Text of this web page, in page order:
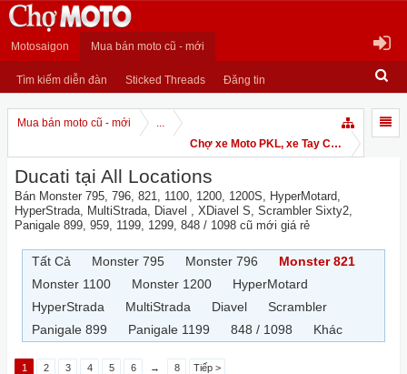
Motosaigon Mua bán moto cũ - mới
Tìm kiếm diễn đàn Sticked Threads Đăng tin
Mua bán moto cũ - mới
...
Chợ xe Moto PKL, xe Tay Côn
Ducati tại All Locations
Bán Monster 795, 796, 821, 1100, 1200, 1200S, HyperMotard,
HyperStrada, MultiStrada, Diavel , XDiavel S, Scrambler Sixty2,
Panigale 899, 959, 1199, 1299, 848 / 1098 cũ mới giá rẻ
Tất Cả Monster 795 Monster 796
Monster 821
Monster 1100
Monster 1200
HyperMotard
HyperStrada
MultiStrada Diavel
Scrambler
Panigale 899
Panigale 1199 848 / 1098 Khác
1 2 3 4 5 6 → 8 Tiếp >